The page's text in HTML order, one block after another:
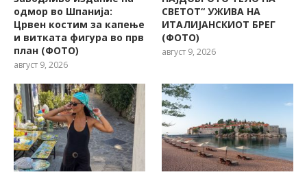
одмор во Шпанија:
Црвен костим за капење
и витката фигура во прв
план (ФОТО)
август 9, 2026
СВЕТОТ“ УЖИВА НА
ИТАЛИЈАНСКИОТ БРЕГ
(ФОТО)
август 9, 2026